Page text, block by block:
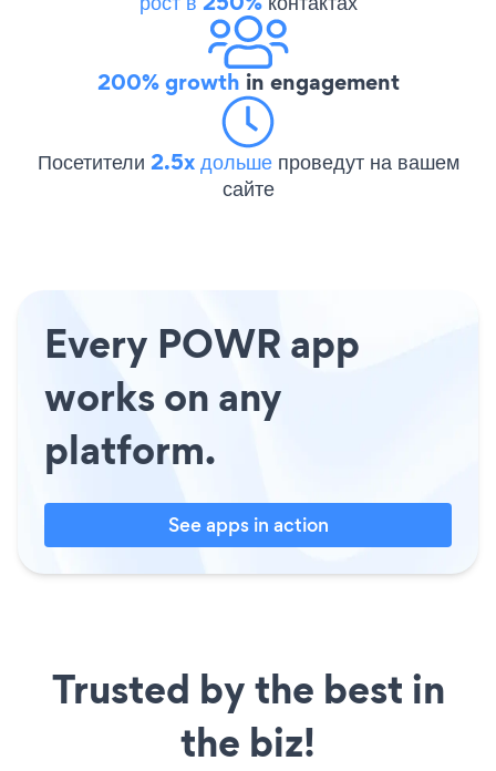
200% growth in engagement
Посетители 2.5x дольше проведут на вашем
сайте
Every POWR app
works on any
platform.
See apps in action
Trusted by the best in
the biz!